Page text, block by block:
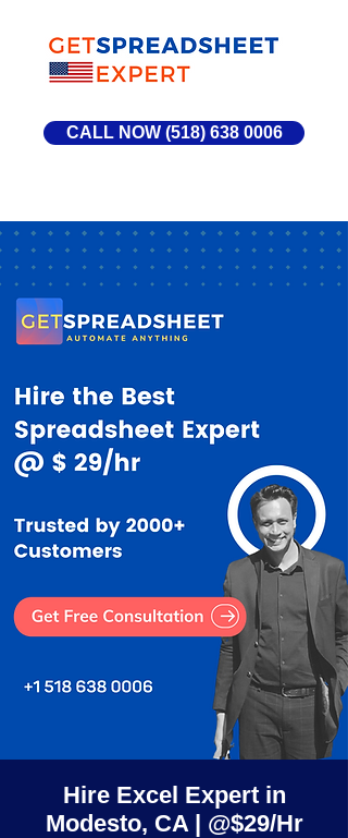
CALL NOW (518) 638 0006
Hire Excel Expert in
Modesto, CA | @$29/Hr